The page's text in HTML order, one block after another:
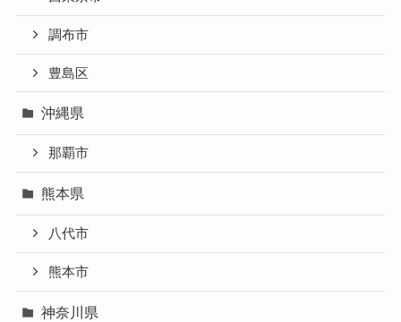
調布市
豊島区
沖縄県
那覇市
熊本県
八代市
熊本市
神奈川県